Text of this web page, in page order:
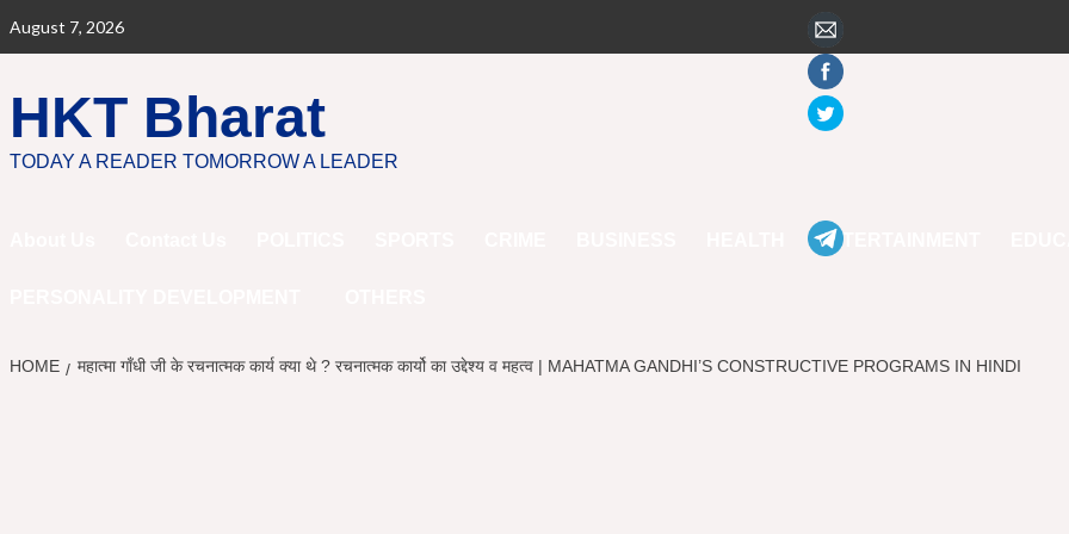
August 7, 2026
HKT Bharat
TODAY A READER TOMORROW A LEADER
ENTERTAINMENT
HOME महात्मा गाँधी जी के रचनात्मक कार्य क्या थे ? रचनात्मक कार्यो का उद्देश्य व महत्व | MAHATMA GANDHI’S CONSTRUCTIVE PROGRAMS IN HINDI